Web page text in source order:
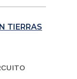
TIERRAS